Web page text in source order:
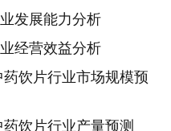
发展能力分析
经营效益分析
饮片行业市场规模预
饮片行业产量预测